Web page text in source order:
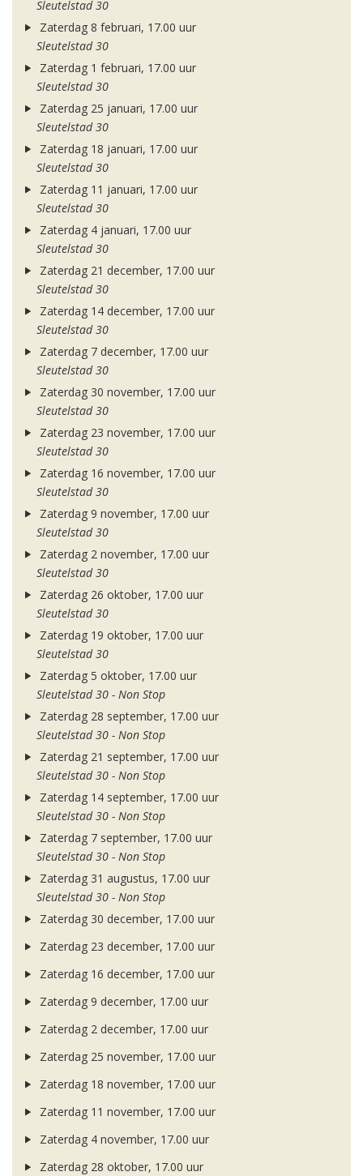
Sleutelstad 30
Zaterdag 8 februari, 17.00 uur
Sleutelstad 30
Zaterdag 1 februari, 17.00 uur
Sleutelstad 30
Zaterdag 25 januari, 17.00 uur
Sleutelstad 30
Zaterdag 18 januari, 17.00 uur
Sleutelstad 30
Zaterdag 11 januari, 17.00 uur
Sleutelstad 30
Zaterdag 4 januari, 17.00 uur
Sleutelstad 30
Zaterdag 21 december, 17.00 uur
Sleutelstad 30
Zaterdag 14 december, 17.00 uur
Sleutelstad 30
Zaterdag 7 december, 17.00 uur
Sleutelstad 30
Zaterdag 30 november, 17.00 uur
Sleutelstad 30
Zaterdag 23 november, 17.00 uur
Sleutelstad 30
Zaterdag 16 november, 17.00 uur
Sleutelstad 30
Zaterdag 9 november, 17.00 uur
Sleutelstad 30
Zaterdag 2 november, 17.00 uur
Sleutelstad 30
Zaterdag 26 oktober, 17.00 uur
Sleutelstad 30
Zaterdag 19 oktober, 17.00 uur
Sleutelstad 30
Zaterdag 5 oktober, 17.00 uur
Sleutelstad 30 - Non Stop
Zaterdag 28 september, 17.00 uur
Sleutelstad 30 - Non Stop
Zaterdag 21 september, 17.00 uur
Sleutelstad 30 - Non Stop
Zaterdag 14 september, 17.00 uur
Sleutelstad 30 - Non Stop
Zaterdag 7 september, 17.00 uur
Sleutelstad 30 - Non Stop
Zaterdag 31 augustus, 17.00 uur
Sleutelstad 30 - Non Stop
Zaterdag 30 december, 17.00 uur
Zaterdag 23 december, 17.00 uur
Zaterdag 16 december, 17.00 uur
Zaterdag 9 december, 17.00 uur
Zaterdag 2 december, 17.00 uur
Zaterdag 25 november, 17.00 uur
Zaterdag 18 november, 17.00 uur
Zaterdag 11 november, 17.00 uur
Zaterdag 4 november, 17.00 uur
Zaterdag 28 oktober, 17.00 uur